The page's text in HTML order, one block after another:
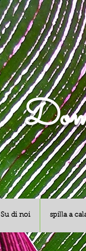
Su di noi spilla a